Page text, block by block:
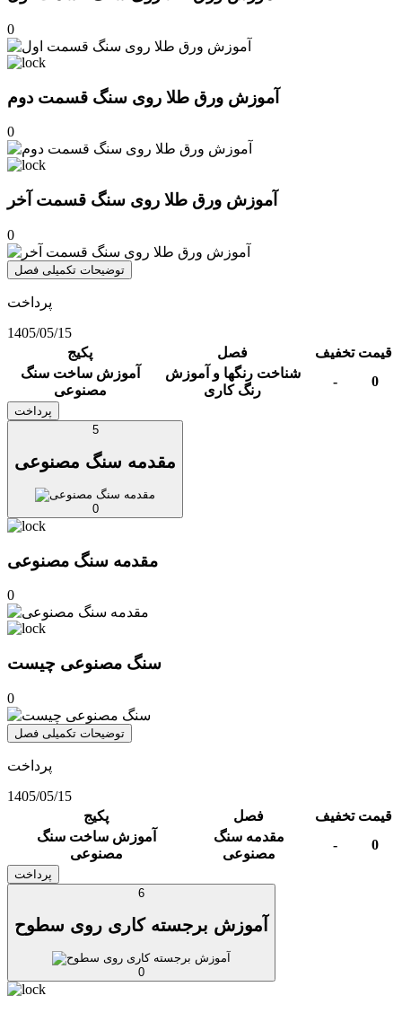
0
آموزش ورق طلا روی سنگ قسمت دوم
0
آموزش ورق طلا روی سنگ قسمت آخر
0
توضیحات تکمیلی فصل
پرداخت
1405/05/15
پکیج
فصل تخفیف قیمت
آموزش ساخت سنگ
مصنوعی
شناخت رنگها و آموزش
رنگ کاری
- 0
پرداخت
5
مقدمه سنگ مصنوعی
0
مقدمه سنگ مصنوعی
0
سنگ مصنوعی چیست
0
توضیحات تکمیلی فصل
پرداخت
1405/05/15
پکیج
فصل تخفیف قیمت
آموزش ساخت سنگ
مصنوعی
مقدمه سنگ
مصنوعی
- 0
پرداخت
6
آموزش برجسته کاری روی سطوح
0